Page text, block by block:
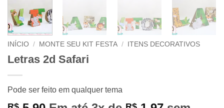
INÍCIO / MONTE SEU KIT FESTA / ITENS DECORATIVOS
Letras 2d Safari
Pode ser feito em qualquer tema